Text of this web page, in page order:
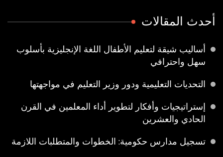
أحدث المقالات
أساليب شيقة لتعليم الأطفال اللغة الإنجليزية بأسلوب
سهل واحترافي
التحديات التعليمية ودور وزير التعليم في مواجهتها
إستراتيجيات وأفكار لتطوير أداء المعلمين في القرن
الحادي والعشرين
تسجيل مدارس حكومية: الخطوات والمتطلبات اللازمة